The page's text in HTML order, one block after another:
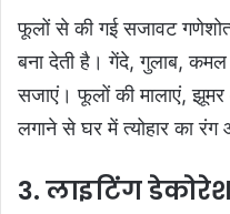
फूलों से की गई सजावट
बना देती है। गेंदे, गुलाब,
सजाएं। फूलों की मालाएं,
लगाने से घर में त्योहार का
3. लाइटिंग